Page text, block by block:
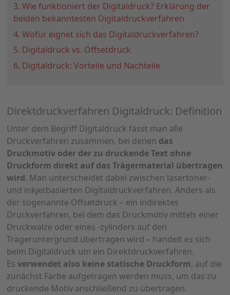
3. Wie funktioniert der Digitaldruck? Erklärung der
beiden bekanntesten Digitaldruckverfahren
4. Wofür eignet sich das Digitaldruckverfahren?
5. Digitaldruck vs. Offsetdruck
6. Digitaldruck: Vorteile und Nachteile
Direktdruckverfahren Digitaldruck: Definition
Unter dem Begriff Digitaldruck fasst man alle
Druckverfahren zusammen, bei denen das
Druckmotiv oder der zu druckende Text ohne
Druckform direkt auf das Trägermaterial übertragen
wird. Man unterscheidet dabei zwischen lasertoner-
und inkjetbasierten Digitaldruckverfahren. Anders als
der sogenannte Offsetdruck – ein indirektes
Druckverfahren, bei dem das Druckmotiv mittels einer
Druckwalze oder eines -zylinders auf den
Trägeruntergrund übertragen wird – handelt es sich
beim Digitaldruck um ein Direktdruckverfahren.
Es verwendet also keine statische Druckform, auf die
zunächst Farbe aufgetragen werden muss, um das zu
druckende Motiv anschließend zu übertragen.